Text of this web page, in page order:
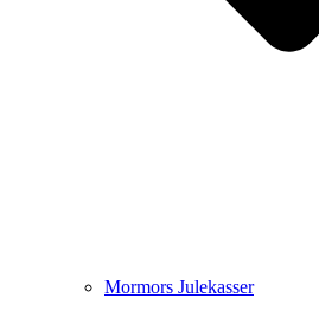
Mormors Julekasser